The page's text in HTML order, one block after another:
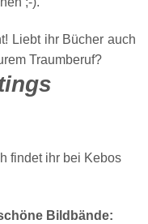
Liebt ihr Bücher auch
Traumberuf?
findet ihr bei Kebos
Bildbände: